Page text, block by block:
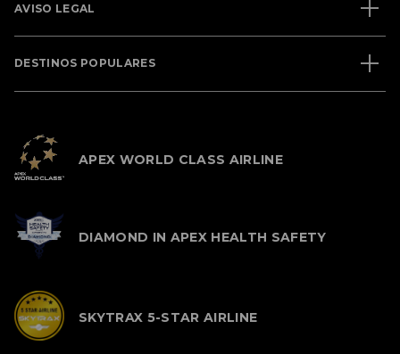
AVISO LEGAL
DESTINOS POPULARES
APEX WORLD CLASS AIRLINE
DIAMOND IN APEX HEALTH SAFETY
SKYTRAX 5-STAR AIRLINE